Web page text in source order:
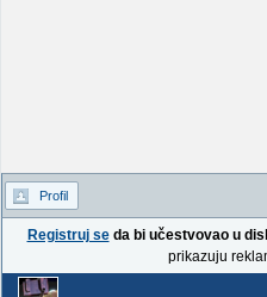
Profil
Registruj seda bi učestvovao u
prikazuju